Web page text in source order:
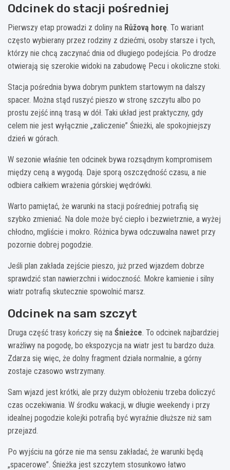
Odcinek do stacji pośredniej
Pierwszy etap prowadzi z doliny na Růžovą horę. To wariant
często wybierany przez rodziny z dziećmi, osoby starsze i tych,
którzy nie chcą zaczynać dnia od długiego podejścia. Po drodze
otwierają się szerokie widoki na zabudowę Pecu i okoliczne stoki.
Stacja pośrednia bywa dobrym punktem startowym na dalszy
spacer. Można stąd ruszyć pieszo w stronę szczytu albo po
prostu zejść inną trasą w dół. Taki układ jest praktyczny, gdy
celem nie jest wyłącznie „zaliczenie” Śnieżki, ale spokojniejszy
dzień w górach.
W sezonie właśnie ten odcinek bywa rozsądnym kompromisem
między ceną a wygodą. Daje sporą oszczędność czasu, a nie
odbiera całkiem wrażenia górskiej wędrówki.
Warto pamiętać, że warunki na stacji pośredniej potrafią się
szybko zmieniać. Na dole może być ciepło i bezwietrznie, a wyżej
chłodno, mgliście i mokro. Różnica bywa odczuwalna nawet przy
pozornie dobrej pogodzie.
Jeśli plan zakłada zejście pieszo, już przed wjazdem dobrze
sprawdzić stan nawierzchni i widoczność. Mokre kamienie i silny
wiatr potrafią skutecznie spowolnić marsz.
Odcinek na sam szczyt
Druga część trasy kończy się na Śnieżce. To odcinek najbardziej
wrażliwy na pogodę, bo ekspozycja na wiatr jest tu bardzo duża.
Zdarza się więc, że dolny fragment działa normalnie, a górny
zostaje czasowo wstrzymany.
Sam wjazd jest krótki, ale przy dużym obłożeniu trzeba doliczyć
czas oczekiwania. W środku wakacji, w długie weekendy i przy
idealnej pogodzie kolejki potrafią być wyraźnie dłuższe niż sam
przejazd.
Po wyjściu na górze nie ma sensu zakładać, że warunki będą
„spacerowe”. Śnieżka jest szczytem stosunkowo łatwo